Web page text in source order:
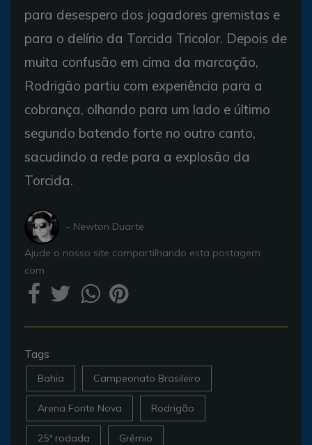
para desespero dos jogadores gremistas e
para o delírio da Torcida Tricolor. Depois de
muita confusão em cima da marcação,
Rodrigão partiu com experiência para a
cobrança, olhando para um lado e último
segundo batendo forte no outro canto,
sacudindo a rede para a explosão da
Torcida.
- Newton Duarte
Ajude o nosso site compartilhando esta postagem
com
Tags
Bahia Campeonato Brasileiro
Arena Fonte Nova Rodrigão
25ª rodada Grêmio